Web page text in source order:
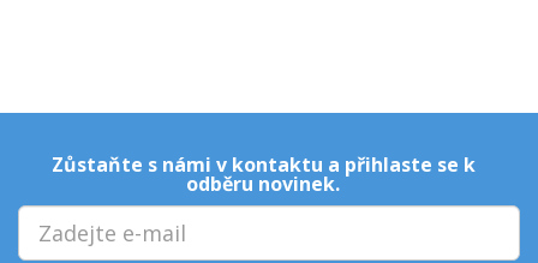
Zůstaňte s námi v kontaktu a přihlaste se k
odběru novinek.